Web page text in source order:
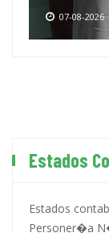
07-08-2026
Estados
Estados
Personer�a